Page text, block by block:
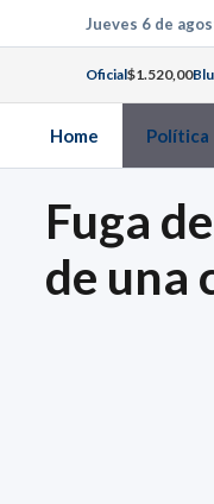
al
contenido
Jueves 6 de
Oficial$1.520,00
Home Política
Fuga
de una